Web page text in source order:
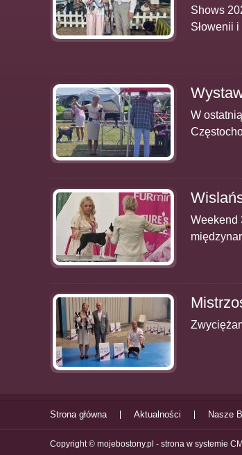
Shows
Słowenii
W
Weekend
Strona główna Aktualności Nasze
Copyright © mojebostony.pl - strona w systemie